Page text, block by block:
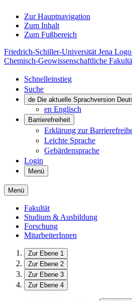
Zur Hauptnavigation
Zum Inhalt
Zum Fußbereich
Friedrich-Schiller-Universität Jena
Chemisch-Geowissenschaftliche
Schnelleinstieg
Suche
de Die aktuelle Sprachversion
en Englisch
Barrierefreiheit
Erklärung zur
Leichte Sprache
Gebärdensprache
Login
Menü
Menü
Fakultät
Studium & Ausbildung
Forschung
MitarbeiterInnen
Zur Ebene 1
Zur Ebene 2
Zur Ebene 3
Zur Ebene 4